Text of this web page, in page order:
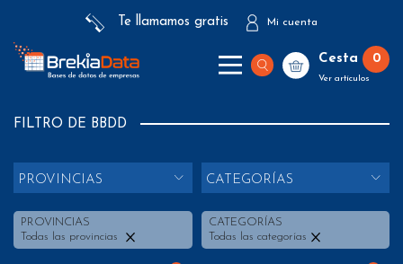
Te llamamos gratis Mi cuenta
Cesta 0
Ver artículos
FILTRO DE BBDD
PROVINCIAS
PROVINCIAS
Todas las provincias
CATEGORÍAS
CATEGORÍAS
Todas las categorías